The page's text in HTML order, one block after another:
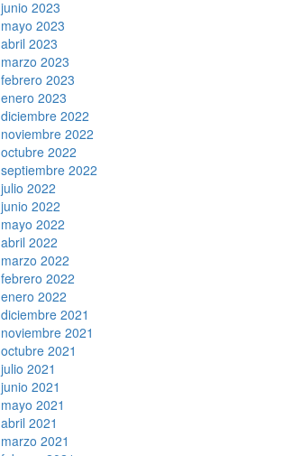
junio 2023
mayo 2023
abril 2023
marzo 2023
febrero 2023
enero 2023
diciembre 2022
noviembre 2022
octubre 2022
septiembre 2022
julio 2022
junio 2022
mayo 2022
abril 2022
marzo 2022
febrero 2022
enero 2022
diciembre 2021
noviembre 2021
octubre 2021
julio 2021
junio 2021
mayo 2021
abril 2021
marzo 2021